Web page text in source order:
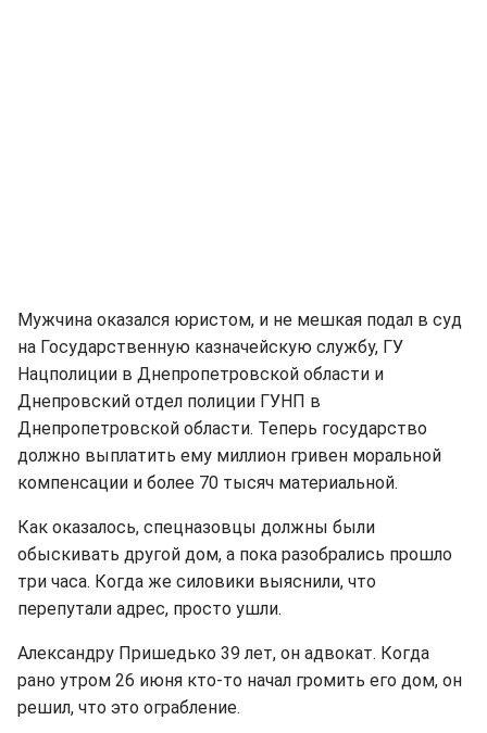
Мужчина оказался юристом, и не мешкая подал в суд
на Государственную казначейскую службу, ГУ
Нацполиции в Днепропетровской области и
Днепровский отдел полиции ГУНП в
Днепропетровской области. Теперь государство
должно выплатить ему миллион гривен моральной
компенсации и более 70 тысяч материальной.
Как оказалось, спецназовцы должны были
обыскивать другой дом, а пока разобрались прошло
три часа. Когда же силовики выяснили, что
перепутали адрес, просто ушли.
Александру Пришедько 39 лет, он адвокат. Когда
рано утром 26 июня кто-то начал громить его дом, он
решил, что это ограбление.